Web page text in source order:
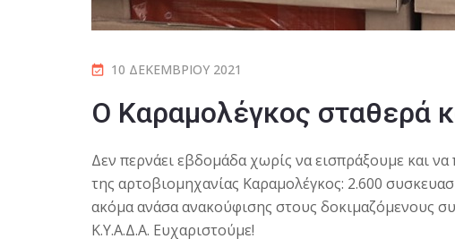
10 ΔΕΚΕΜΒΡΊΟΥ 2021
O Καραμολέγκος σταθερά
Δεν περνάει εβδομάδα χωρίς να εισπράξουμε και
της αρτοβιομηχανίας Καραμολέγκος: 2.600
ακόμα ανάσα ανακούφισης στους δοκιμαζόμενους
Κ.Υ.Α.Δ.Α. Ευχαριστούμε!